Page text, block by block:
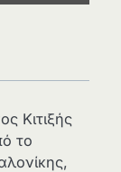
Κιτιξής
το